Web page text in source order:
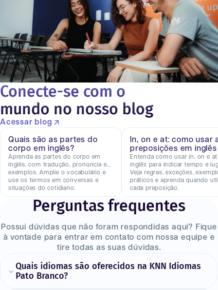
Conecte-se com o
mundo no nosso blog
Acessar blog
Quais são as partes do
corpo em inglês?
Aprenda as partes do corpo em
inglês, com tradução, pronúncia e
exemplos. Amplie o vocabulário e
use os termos em conversas e
situações do cotidiano.
In, on e at: como usar
preposições em inglês
Entenda como usar in, on e
inglês para indicar tempo e
Veja regras, exceções,
práticos e aprenda quando
cada preposição.
Perguntas frequentes
Possui dúvidas que não foram respondidas aqui? Fique
à vontade para entrar em contato com nossa equipe e
tire todas as suas dúvidas.
Quais idiomas são oferecidos na KNN Idiomas
Pato Branco?